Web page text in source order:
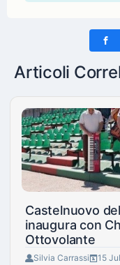
Articoli
Castelnuovo
inaugura con
Ottovolante
Silvia Carrassi 15